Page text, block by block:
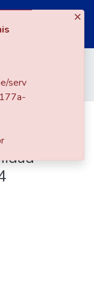
(current)
en la
en el
×
serv